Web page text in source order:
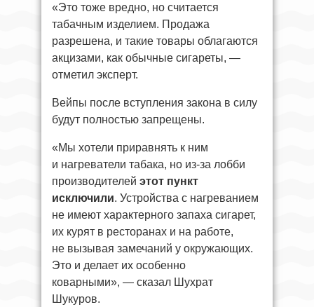
«Это тоже вредно, но считается
табачным изделием. Продажа
разрешена, и такие товары облагаются
акцизами, как обычные сигареты, —
отметил эксперт.
Вейпы после вступления закона в силу
будут полностью запрещены.
«Мы хотели приравнять к ним
и нагреватели табака, но из‑за лобби
производителей этот пункт
исключили. Устройства с нагреванием
не имеют характерного запаха сигарет,
их курят в ресторанах и на работе,
не вызывая замечаний у окружающих.
Это и делает их особенно
коварными», — сказал Шухрат
Шукуров.